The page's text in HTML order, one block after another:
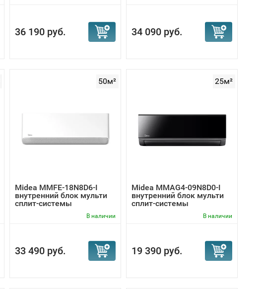
36 190 руб. 34 090 руб.
50м²
Midea MMFE-18N8D6-I
внутренний блок мульти
сплит-системы
В наличии
33 490 руб.
25м²
Midea MMAG4-09N8D0-I
внутренний блок мульти
сплит-системы
В наличии
19 390 руб.